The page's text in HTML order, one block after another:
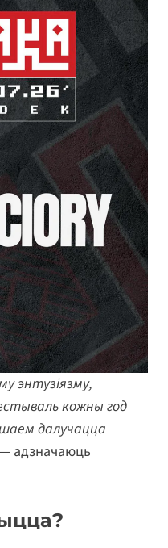
энтузіязму,
кожны год
далучацца
адзначаюць